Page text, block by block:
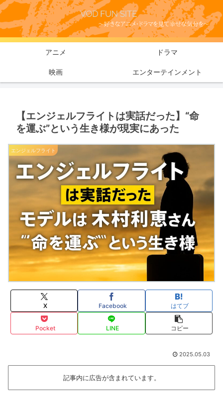
アニメ ドラマ
映画 エンターテインメント
【エンジェルフライトは実話だった】“命
を運ぶ”という生き様が現実にあった
エンジェルフライト
X Facebook はてブ
Pocket LINE コピー
2025.05.03
記事内に広告が含まれています。